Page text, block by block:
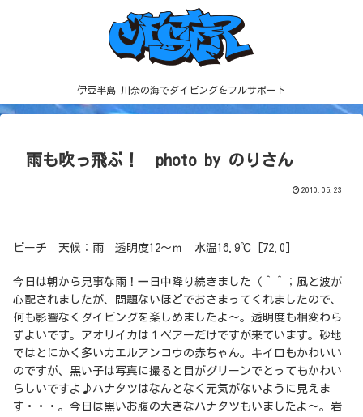
伊豆半島 川奈の海でダイビングをフルサポート
雨も吹っ飛ぶ！ photo by のりさん
2010.05.23
ビーチ 天候：雨 透明度12～ｍ 水温16.9℃ [72.0]
今日は朝から見事な雨！一日中降り続きました（＾＾；風と波が
心配されましたが、問題ないほどでおさまってくれましたので、
何も影響なくダイビングを楽しめましたよ～。透明度も相変わら
ずよいです。アオリイカは１ペアーだけですが来ています。砂地
ではとにかく多いカエルアンコウの赤ちゃん。キイロもかわいい
のですが、黒い子は写真に撮ると目がグリーンでとってもかわい
らしいですよ♪ハナタツはなんとなく元気がないように見えま
す・・・。今日は黒いお腹の大きなハナタツもいましたよ～。岩